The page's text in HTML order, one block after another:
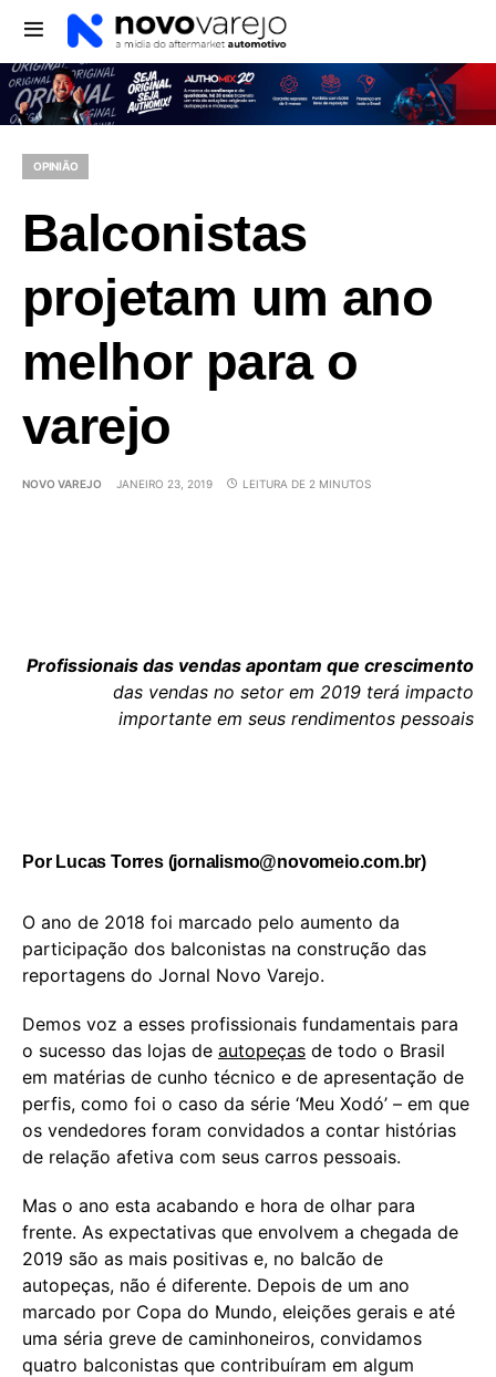
OPINIÃO
Balconistas
projetam um ano
melhor para o
varejo
NOVO VAREJO JANEIRO 23, 2019 LEITURA DE 2 MINUTOS
Profissionais das vendas apontam que crescimento
das vendas no setor em 2019 terá impacto
importante em seus rendimentos pessoais
Por Lucas Torres (jornalismo@novomeio.com.br)
O ano de 2018 foi marcado pelo aumento da
participação dos balconistas na construção das
reportagens do Jornal Novo Varejo.
Demos voz a esses profissionais fundamentais para
o sucesso das lojas de autopeças de todo o Brasil
em matérias de cunho técnico e de apresentação de
perfis, como foi o caso da série ‘Meu Xodó’ – em que
os vendedores foram convidados a contar histórias
de relação afetiva com seus carros pessoais.
Mas o ano esta acabando e hora de olhar para
frente. As expectativas que envolvem a chegada de
2019 são as mais positivas e, no balcão de
autopeças, não é diferente. Depois de um ano
marcado por Copa do Mundo, eleições gerais e até
uma séria greve de caminhoneiros, convidamos
quatro balconistas que contribuíram em algum